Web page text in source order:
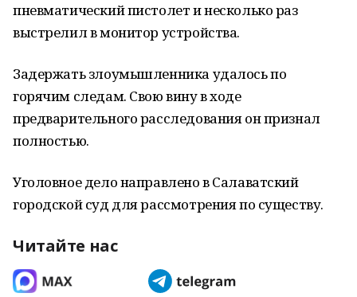
пневматический пистолет и несколько раз
выстрелил в монитор устройства.
Задержать злоумышленника удалось по
горячим следам. Свою вину в ходе
предварительного расследования он признал
полностью.
Уголовное дело направлено в Салаватский
городской суд для рассмотрения по существу.
Читайте нас